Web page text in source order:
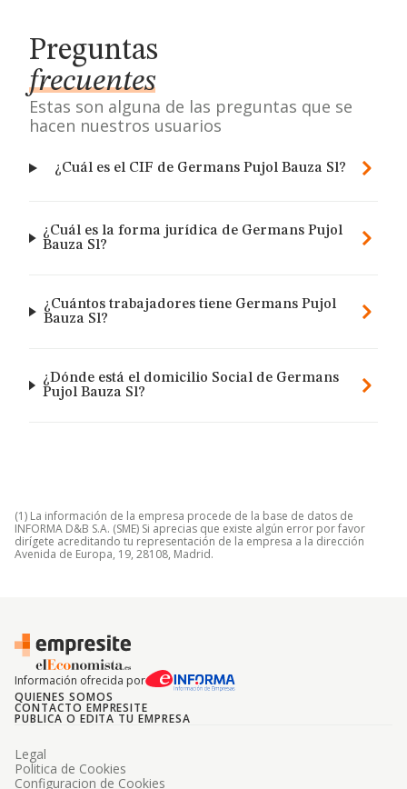
Preguntas
frecuentes
Estas son alguna de las preguntas que se
hacen nuestros usuarios
¿Cuál es el CIF de Germans Pujol Bauza Sl?
¿Cuál es la forma jurídica de Germans Pujol
Bauza Sl?
¿Cuántos trabajadores tiene Germans Pujol
Bauza Sl?
¿Dónde está el domicilio Social de Germans
Pujol Bauza Sl?
(1) La información de la empresa procede de la base de datos de
INFORMA D&B S.A. (SME) Si aprecias que existe algún error por favor
dirígete acreditando tu representación de la empresa a la dirección
Avenida de Europa, 19, 28108, Madrid.
Información ofrecida por
QUIENES SOMOS
CONTACTO EMPRESITE
PUBLICA O EDITA TU EMPRESA
Legal
Politica de Cookies
Configuracion de Cookies